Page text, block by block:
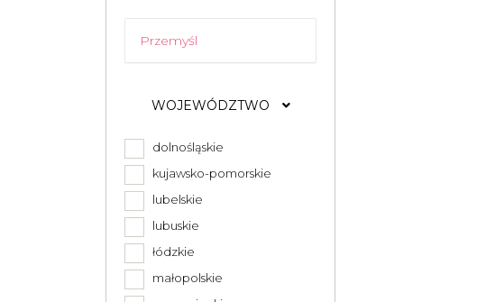
WOJEWÓDZTWO
dolnośląskie
kujawsko-pomorskie
lubelskie
lubuskie
łódzkie
małopolskie